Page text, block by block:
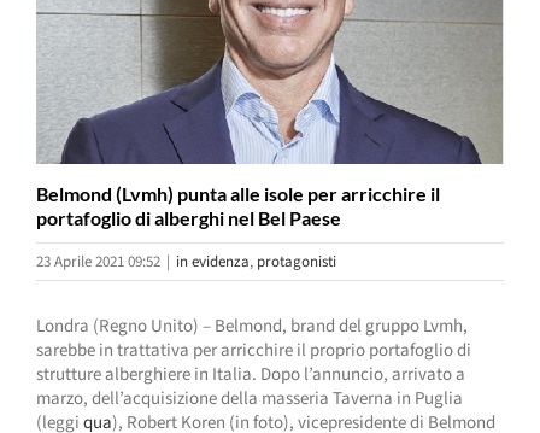
Belmond (Lvmh) punta alle isole per arricchire il
portafoglio di alberghi nel Bel Paese
23 Aprile 2021 09:52 | in evidenza, protagonisti
Londra (Regno Unito) – Belmond, brand del gruppo Lvmh,
sarebbe in trattativa per arricchire il proprio portafoglio di
strutture alberghiere in Italia. Dopo l’annuncio, arrivato a
marzo, dell’acquisizione della masseria Taverna in Puglia
(leggiqua), Robert Koren (in foto), vicepresidente di Belmond